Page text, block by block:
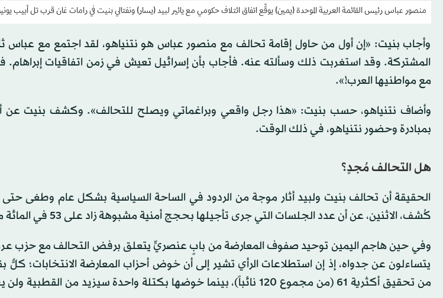
منصور عباس رئيس القائمة العربية الموحدة (يمين) يوقِّع اتفاق ائتلاف حكومي مع يائير لبيد (يسار) ونفتالي بنيت في رامات غان قرب تل أبيب يونيو 2021
وأجاب بنيت: «إن أول من حاول إقامة تحالف مع منصور عباس هو نتنياهو، لقد اجتمع مع عباس
المشتركة. وقد استغربت ذلك وسألته عنه. فأجاب بأن إسرائيل تعيش في زمن اتفاقيات إبراهام.
مع مواطنيها العرب!».
وأضاف نتنياهو، حسب بنيت: «هذا رجل واقعي وبراغماتي ويصلح للتحالف». وكشف بنيت عن
بمبادرة وحضور نتنياهو، في ذلك الوقت.
هل التحالف مُجدٍ؟
الحقيقة أن تحالف بنيت ولبيد أثار موجة من الردود في الساحة السياسية بشكل عام وطغى حتى
كُشف، الاثنين، عن أن عدد الجلسات التي جرى تأجيلها بحجج أمنية مشبوهة زاد على 53 في المائة من عدد الجلسات المقررة.
وفي حين هاجم اليمين توحيد صفوف المعارضة من بابٍ عنصريٍّ يتعلق برفض التحالف مع حزب
يتساءلون عن جدواه، إذ إن استطلاعات الرأي تشير إلى أن خوض أحزاب المعارضة الانتخابات؛ كلٌّ
من تحقيق أكثرية 61 (من مجموع 120 نائباً)، بينما خوضها بكتلة واحدة سيزيد من